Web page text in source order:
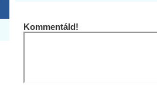
Kommentáld!